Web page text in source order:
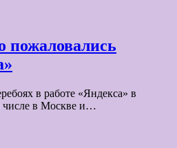
пожаловались
в работе «Яндекса» в
числе в Москве и…